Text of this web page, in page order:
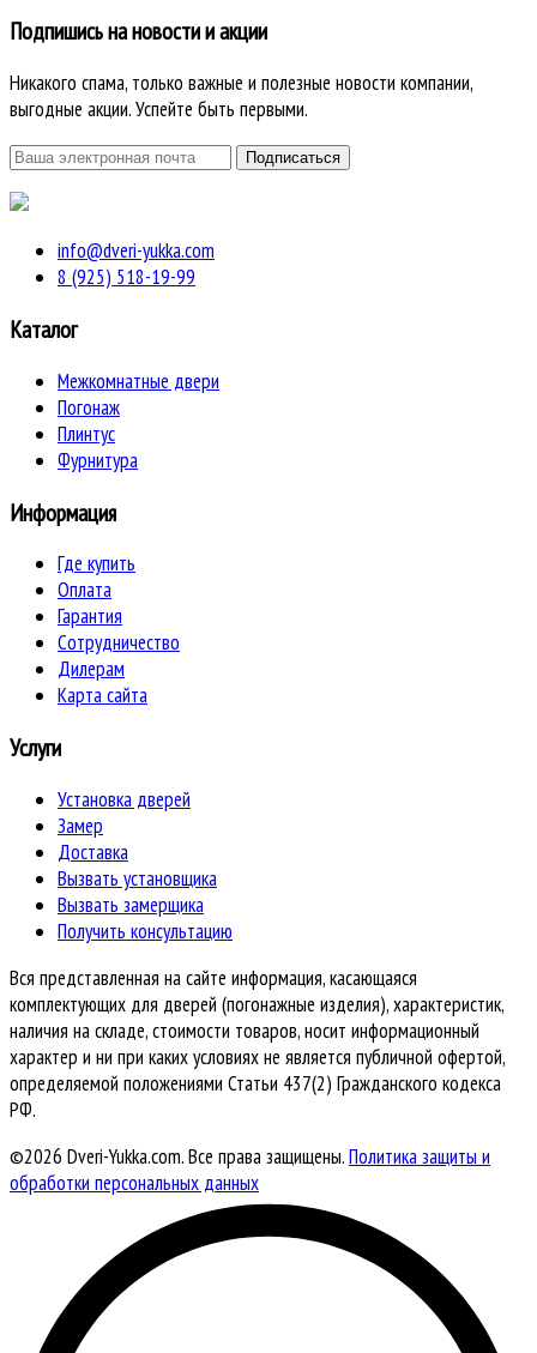
Подпишись на новости и акции
Никакого спама, только важные и полезные новости компании,
выгодные акции. Успейте быть первыми.
info@dveri-yukka.com
8 (925) 518-19-99
Каталог
Межкомнатные двери
Погонаж
Плинтус
Фурнитура
Информация
Где купить
Оплата
Гарантия
Сотрудничество
Дилерам
Карта сайта
Услуги
Установка дверей
Замер
Доставка
Вызвать установщика
Вызвать замерщика
Получить консультацию
Вся представленная на сайте информация, касающаяся
комплектующих для дверей (погонажные изделия), характеристик,
наличия на складе, стоимости товаров, носит информационный
характер и ни при каких условиях не является публичной офертой,
определяемой положениями Статьи 437(2) Гражданского кодекса
РФ.
©2026 Dveri-Yukka.com. Все права защищены.Политика защиты и
обработки персональных данных